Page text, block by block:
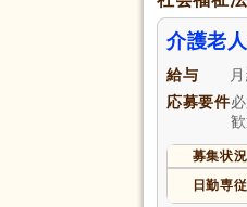
介護老
給与
応募要件
募集状況
日勤専従